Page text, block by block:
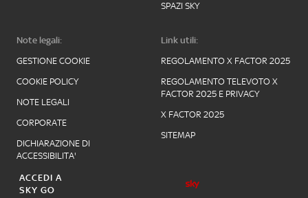
SPAZI SKY
Note legali:
GESTIONE COOKIE
COOKIE POLICY
NOTE LEGALI
CORPORATE
DICHIARAZIONE DI
ACCESSIBILITA'
Link utili:
REGOLAMENTO X FACTOR 2025
REGOLAMENTO TELEVOTO X
FACTOR 2025 E PRIVACY
X FACTOR 2025
SITEMAP
ACCEDI A
SKY GO